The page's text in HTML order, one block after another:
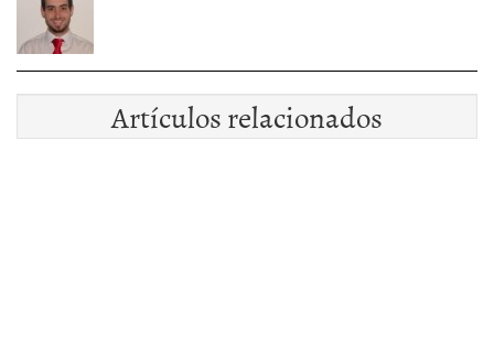
Artículos relacionados